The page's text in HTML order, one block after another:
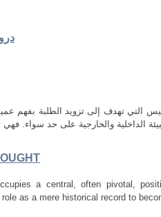
التي تهدف إلى تزويد الطلبة
a central, often pivotal,
as a mere historical record to